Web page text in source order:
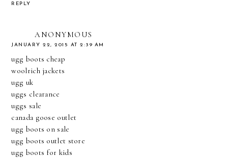
REPLY
ANONYMOUS
JANUARY 22, 2015 AT 2:39 AM
ugg boots cheap
woolrich jackets
ugg uk
uggs clearance
uggs sale
canada goose outlet
ugg boots on sale
ugg boots outlet store
ugg boots for kids